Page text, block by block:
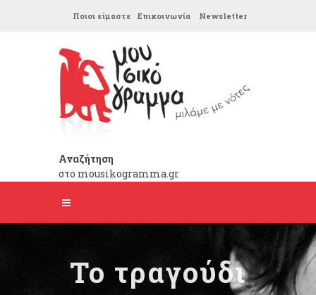
Ποιοι είμαστε Επικοινωνία Newsletter
Αναζήτηση
στο mousikogramma.gr
Το τραγούδι